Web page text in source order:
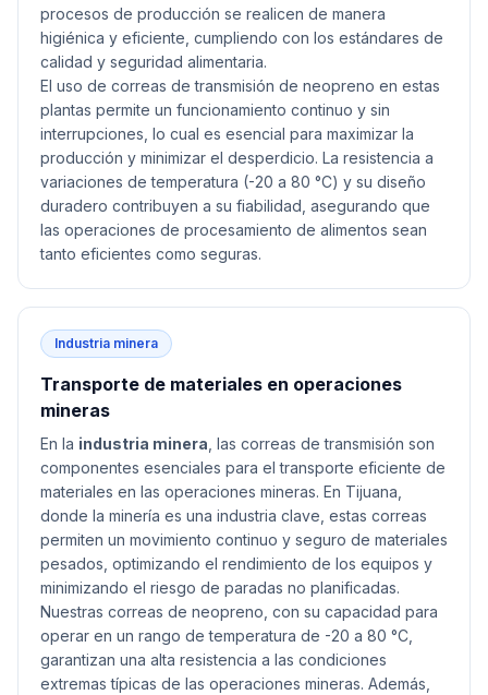
procesos de producción se realicen de manera
higiénica y eficiente, cumpliendo con los estándares de
calidad y seguridad alimentaria.
El uso de correas de transmisión de neopreno en estas
plantas permite un funcionamiento continuo y sin
interrupciones, lo cual es esencial para maximizar la
producción y minimizar el desperdicio. La resistencia a
variaciones de temperatura (-20 a 80 °C) y su diseño
duradero contribuyen a su fiabilidad, asegurando que
las operaciones de procesamiento de alimentos sean
tanto eficientes como seguras.
Industria minera
Transporte de materiales en operaciones
mineras
En la industria minera , las correas de transmisión son
componentes esenciales para el transporte eficiente de
materiales en las operaciones mineras. En Tijuana,
donde la minería es una industria clave, estas correas
permiten un movimiento continuo y seguro de materiales
pesados, optimizando el rendimiento de los equipos y
minimizando el riesgo de paradas no planificadas.
Nuestras correas de neopreno, con su capacidad para
operar en un rango de temperatura de -20 a 80 °C,
garantizan una alta resistencia a las condiciones
extremas típicas de las operaciones mineras. Además,